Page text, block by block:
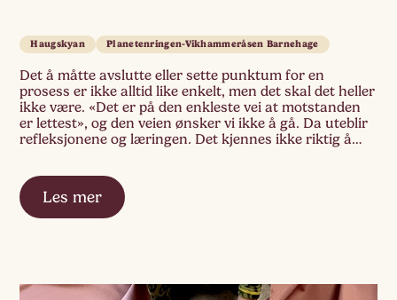
Haugskyan Planetenringen-Vikhammeråsen Barnehage
Det å måtte avslutte eller sette punktum for en
prosess er ikke alltid like enkelt, men det skal det heller
ikke være. «Det er på den enkleste vei at motstanden
er lettest», og den veien ønsker vi ikke å gå. Da uteblir
refleksjonene og læringen. Det kjennes ikke riktig å
Les mer